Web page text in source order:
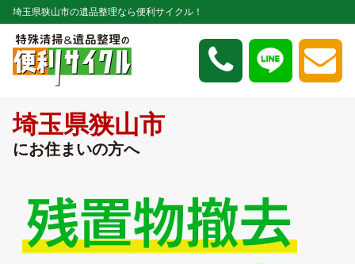
埼玉県狭山市の遺品整理なら便利サイクル！
埼玉県狭山市
にお住まいの方へ